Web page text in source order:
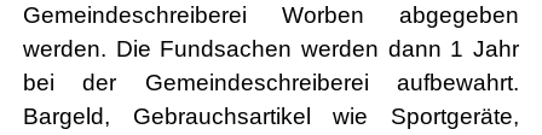
Gemeindeschreiberei Worben abgegeben
werden. Die Fundsachen werden dann 1 Jahr
bei der Gemeindeschreiberei aufbewahrt.
Bargeld, Gebrauchsartikel wie Sportgeräte,